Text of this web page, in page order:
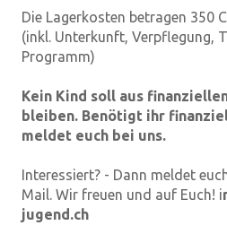
Die Lagerkosten betragen 350
(inkl. Unterkunft, Verpflegung,
Programm)
Kein Kind soll aus
bleiben. Benötigt ihr
meldet euch bei uns.
Interessiert? - Dann meldet
Mail. Wir freuen und auf Euch! i
jugend.ch